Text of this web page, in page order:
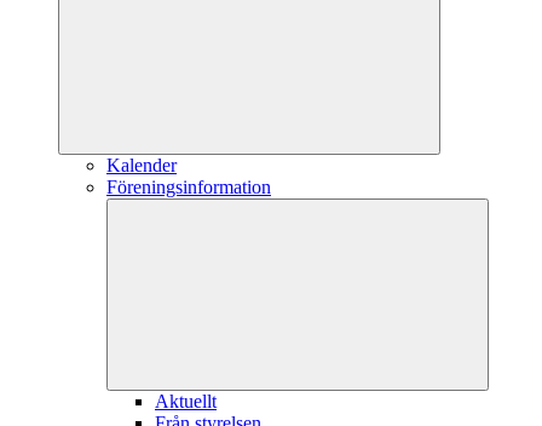
Kalender
Föreningsinformation
Aktuellt